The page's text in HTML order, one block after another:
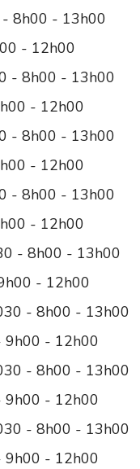
8h00 - 13h00
- 12h00
- 8h00 - 13h00
- 12h00
- 8h00 - 13h00
- 12h00
- 8h00 - 13h00
- 12h00
- 8h00 - 13h00
- 12h00
- 8h00 - 13h00
- 12h00
- 8h00 - 13h00
- 12h00
- 8h00 - 13h00
- 12h00